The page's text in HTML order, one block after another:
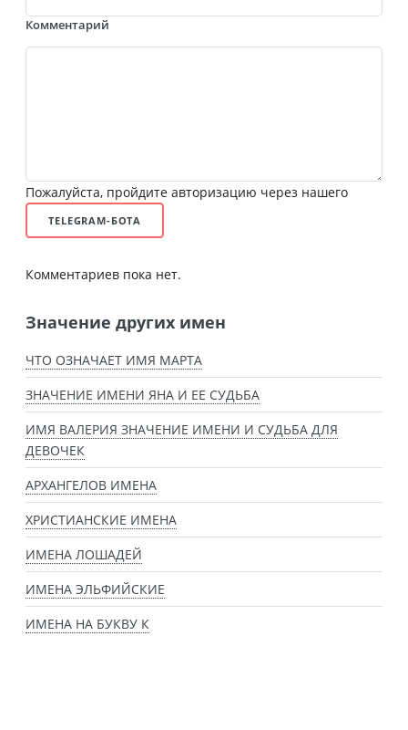
Комментарий
Пожалуйста, пройдите авторизацию через нашего
TELEGRAM-БОТА
Комментариев пока нет.
Значение других имен
ЧТО ОЗНАЧАЕТ ИМЯ МАРТА
ЗНАЧЕНИЕ ИМЕНИ ЯНА И ЕЕ СУДЬБА
ИМЯ ВАЛЕРИЯ ЗНАЧЕНИЕ ИМЕНИ И СУДЬБА ДЛЯ
ДЕВОЧЕК
АРХАНГЕЛОВ ИМЕНА
ХРИСТИАНСКИЕ ИМЕНА
ИМЕНА ЛОШАДЕЙ
ИМЕНА ЭЛЬФИЙСКИЕ
ИМЕНА НА БУКВУ К